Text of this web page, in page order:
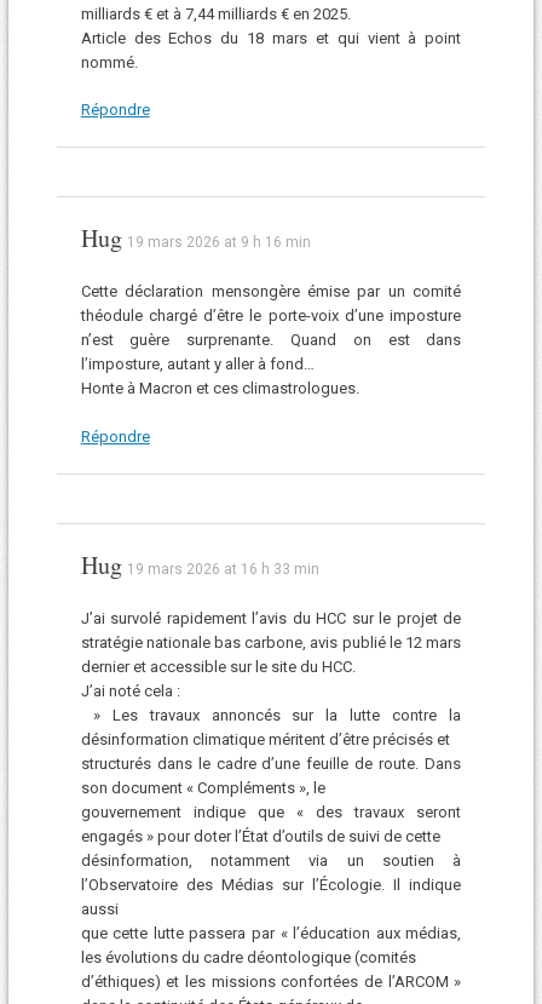
milliards € et à 7,44 milliards € en 2025.
Article des Echos du 18 mars et qui vient à point
nommé.
Répondre
Hug 19 mars 2026 at 9 h 16 min
Cette déclaration mensongère émise par un comité
théodule chargé d’être le porte-voix d’une imposture
n’est guère surprenante. Quand on est dans
l’imposture, autant y aller à fond…
Honte à Macron et ces climastrologues.
Répondre
Hug 19 mars 2026 at 16 h 33 min
J’ai survolé rapidement l’avis du HCC sur le projet de
stratégie nationale bas carbone, avis publié le 12 mars
dernier et accessible sur le site du HCC.
J’ai noté cela :
» Les travaux annoncés sur la lutte contre la
désinformation climatique méritent d’être précisés et
structurés dans le cadre d’une feuille de route. Dans
son document « Compléments », le
gouvernement indique que « des travaux seront
engagés » pour doter l’État d’outils de suivi de cette
désinformation, notamment via un soutien à
l’Observatoire des Médias sur l’Écologie. Il indique
aussi
que cette lutte passera par « l’éducation aux médias,
les évolutions du cadre déontologique (comités
d’éthiques) et les missions confortées de l’ARCOM »